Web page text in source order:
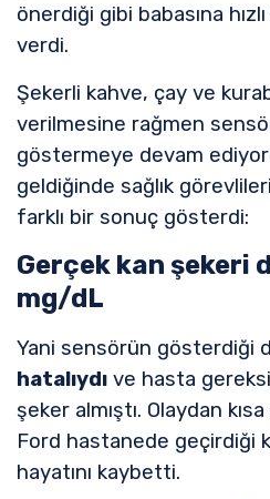
önerdiği gibi babasına
verdi.
Şekerli kahve, çay ve
verilmesine rağmen
göstermeye devam
geldiğinde sağlık
farklı bir sonuç gösterdi:
Gerçek kan şekeri
mg/dL
Yani sensörün gösterdiği
hatalıydı ve hasta
şeker almıştı. Olaydan
Ford hastanede geçirdiği
hayatını kaybetti.